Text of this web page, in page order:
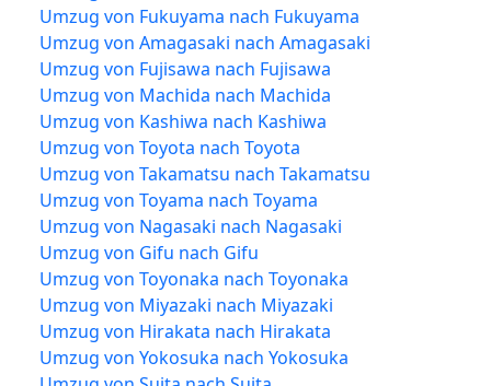
Umzug von Fukuyama nach Fukuyama
Umzug von Amagasaki nach Amagasaki
Umzug von Fujisawa nach Fujisawa
Umzug von Machida nach Machida
Umzug von Kashiwa nach Kashiwa
Umzug von Toyota nach Toyota
Umzug von Takamatsu nach Takamatsu
Umzug von Toyama nach Toyama
Umzug von Nagasaki nach Nagasaki
Umzug von Gifu nach Gifu
Umzug von Toyonaka nach Toyonaka
Umzug von Miyazaki nach Miyazaki
Umzug von Hirakata nach Hirakata
Umzug von Yokosuka nach Yokosuka